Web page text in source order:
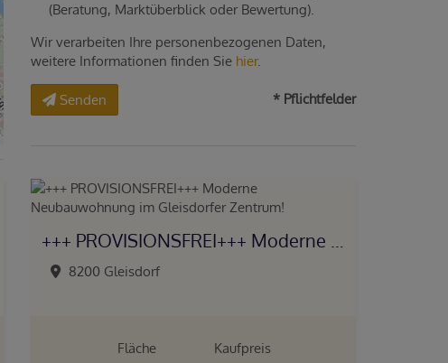
(Beratung, Marktüberblick oder Bewertung).
Wir verarbeiten Ihre personenbezogenen Daten,
weitere Informationen finden Sie hier.
Senden * Pflichtfelder
8200 Gleisdorf
Fläche
Kaufpreis